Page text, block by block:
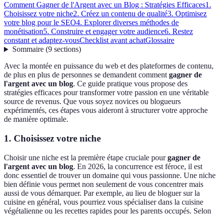
Comment Gagner de l'Argent avec un Blog : Stratégies Efficaces1.
Choisissez votre niche2. Créez un contenu de qualité3. Optimisez
votre blog pour le SEO4. Explorer diverses méthodes de
monétisation5. Construire et engager votre audience6. Restez
constant et adaptez-vousChecklist avant achatGlossaire
Sommaire(9 sections)
Avec la montée en puissance du web et des plateformes de contenu,
de plus en plus de personnes se demandent commentgagner de
l'argent avec un blog. Ce guide pratique vous propose des
stratégies efficaces pour transformer votre passion en une véritable
source de revenus. Que vous soyez novices ou blogueurs
expérimentés, ces étapes vous aideront à structurer votre approche
de manière optimale.
1. Choisissez votre niche
Choisir une niche est la première étape cruciale pourgagner de
l'argent avec un blog. En 2026, la concurrence est féroce, il est
donc essentiel de trouver un domaine qui vous passionne. Une niche
bien définie vous permet non seulement de vous concentrer mais
aussi de vous démarquer. Par exemple, au lieu de bloguer sur la
cuisine en général, vous pourriez vous spécialiser dans la cuisine
végétalienne ou les recettes rapides pour les parents occupés. Selon